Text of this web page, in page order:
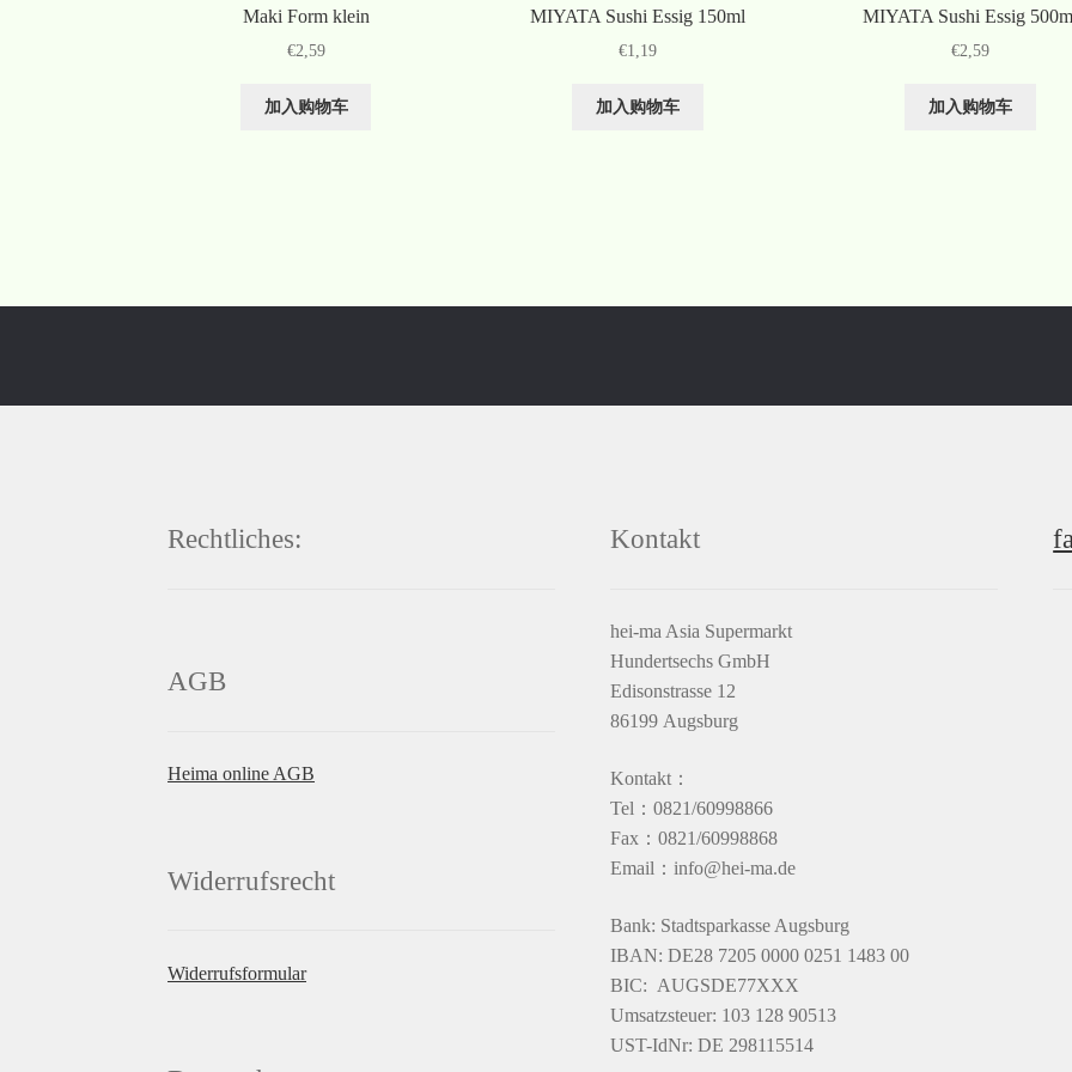
Maki Form klein
€2,59
加入购物车
MIYATA Sushi Essig 150ml
€1,19
加入购物车
MIYATA Sushi Essig
€2,59
加入购物车
Rechtliches:
AGB
Heima online AGB
Widerrufsrecht
Widerrufsformular
Kontakt
hei-ma Asia Supermarkt
Hundertsechs GmbH
Edisonstrasse 12
86199 Augsburg
Kontakt：
Tel：0821/60998866
Fax：0821/60998868
Email：info@hei-ma.de
Bank: Stadtsparkasse Augsburg
IBAN: DE28 7205 0000 0251 1483 00
BIC: AUGSDE77XXX
Umsatzsteuer: 103 128 90513
UST-IdNr: DE 298115514